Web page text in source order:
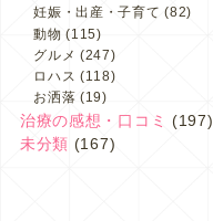
妊娠・出産・子育て (82)
動物 (115)
グルメ (247)
ロハス (118)
お洒落 (19)
治療の感想・口コミ
(197)
未分類 (167)